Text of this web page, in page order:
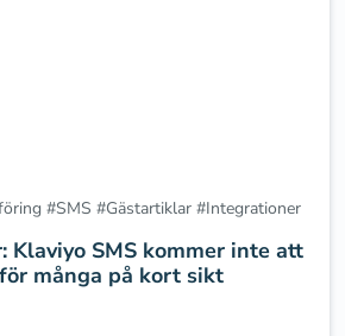
#SMS #Gästartiklar #Integrationer
Klaviyo SMS kommer inte att
många på kort sikt